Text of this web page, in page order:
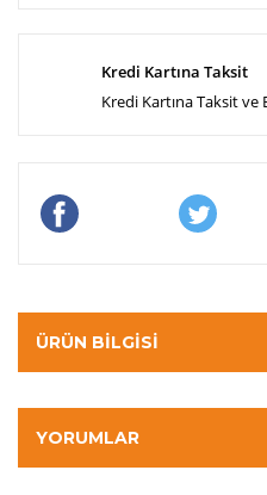
Kredi Kartına Taksit
Kredi Kartına Taksit
ÜRÜN BILGISI
YORUMLAR